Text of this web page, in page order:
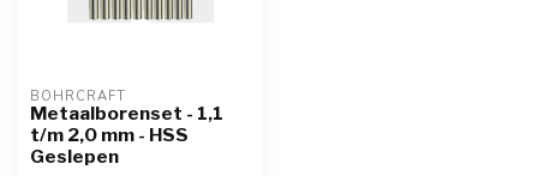
BOHRCRAFT
Metaalborenset - 1,1
t/m 2,0 mm - HSS
Geslepen